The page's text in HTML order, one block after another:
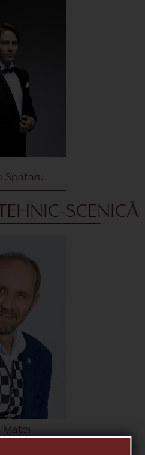
Spătaru
SCENICĂ
Matei